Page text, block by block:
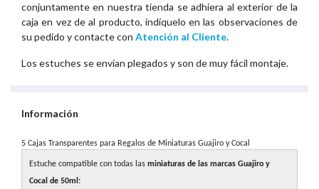
conjuntamente en nuestra tienda se adhiera al exterior de la
caja en vez de al producto, indíquelo en las observaciones de
su pedido y contacte con Atención al Cliente.
Los estuches se envían plegados y son de muy fácil montaje.
Información
5 Cajas Transparentes para Regalos de Miniaturas Guajiro y Cocal
Estuche compatible con todas las miniaturas de las marcas Guajiro y
Cocal de 50ml: